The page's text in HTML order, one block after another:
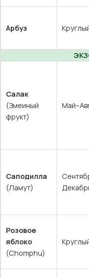
Арбуз
Салак
(Змеиный
фрукт)
Саподилла
(Ламут)
Розовое
яблоко
(Chomphu)